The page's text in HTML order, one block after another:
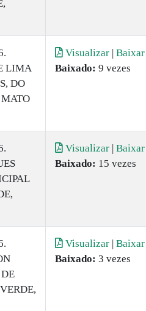
LIMA
DO
Visualizar | Baixar
Baixado: 9 vezes
Visualizar | Baixar
Baixado: 15 vezes
Visualizar | Baixar
Baixado: 3 vezes